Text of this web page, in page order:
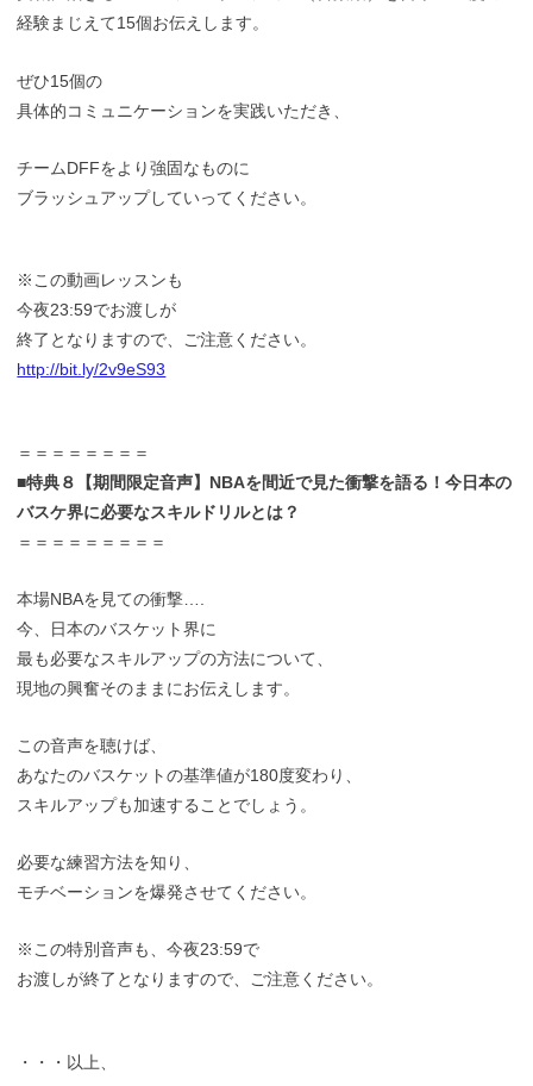
経験まじえて15個お伝えします。
ぜひ15個の
具体的コミュニケーションを実践いただき、
チームDFFをより強固なものに
ブラッシュアップしていってください。
※この動画レッスンも
今夜23:59でお渡しが
終了となりますので、ご注意ください。
http://bit.ly/2v9eS93
＝＝＝＝＝＝＝＝
■特典８【期間限定音声】NBAを間近で見た衝撃を語る！今日本の
バスケ界に必要なスキルドリルとは？
＝＝＝＝＝＝＝＝＝
本場NBAを見ての衝撃….
今、日本のバスケット界に
最も必要なスキルアップの方法について、
現地の興奮そのままにお伝えします。
この音声を聴けば、
あなたのバスケットの基準値が180度変わり、
スキルアップも加速することでしょう。
必要な練習方法を知り、
モチベーションを爆発させてください。
※この特別音声も、今夜23:59で
お渡しが終了となりますので、ご注意ください。
・・・以上、